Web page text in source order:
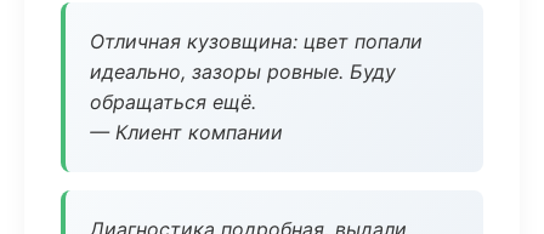
Отличная кузовщина: цвет попали
идеально, зазоры ровные. Буду
обращаться ещё.
— Клиент компании
Диагностика подробная, выдали